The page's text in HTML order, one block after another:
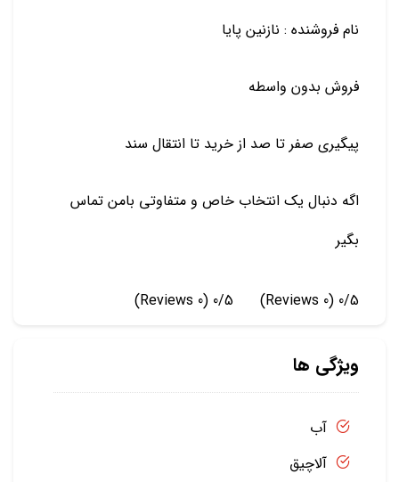
نام فروشنده : نازنین پایا
فروش ‌بدون واسطه
پیگیری صفر تا صد از خرید تا انتقال سند
اگه دنبال یک انتخاب خاص و متفاوتی بامن تماس
بگیر
0/5
(0 Reviews)
0/5
(0 Reviews)
ویژگی ها
آب
آلاچیق